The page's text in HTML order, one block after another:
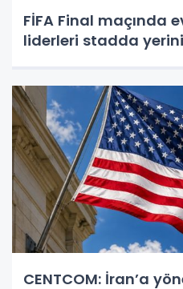
FİFA Final maçında
liderleri stadda
CENTCOM: İran’a